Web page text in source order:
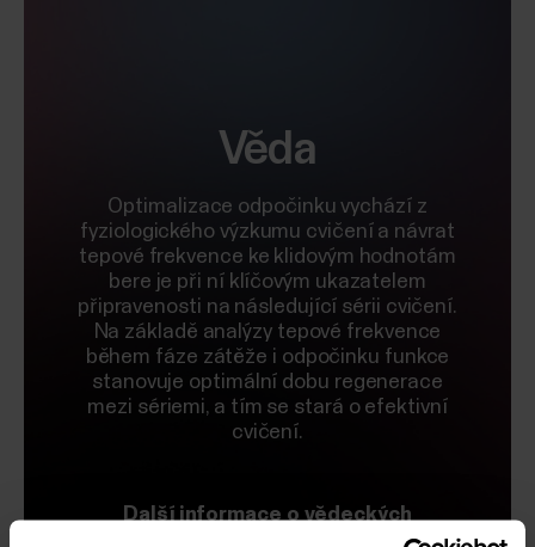
Věda
Optimalizace odpočinku vychází z
fyziologického výzkumu cvičení a návrat
tepové frekvence ke klidovým hodnotám
bere je při ní klíčovým ukazatelem
připravenosti na následující sérii cvičení.
Na základě analýzy tepové frekvence
během fáze zátěže i odpočinku funkce
stanovuje optimální dobu regenerace
mezi sériemi, a tím se stará o efektivní
cvičení.
Další informace o vědeckých